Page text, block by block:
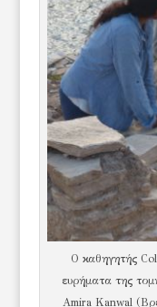
Ο καθηγητής
ευρήματα της
Amira Kanwal